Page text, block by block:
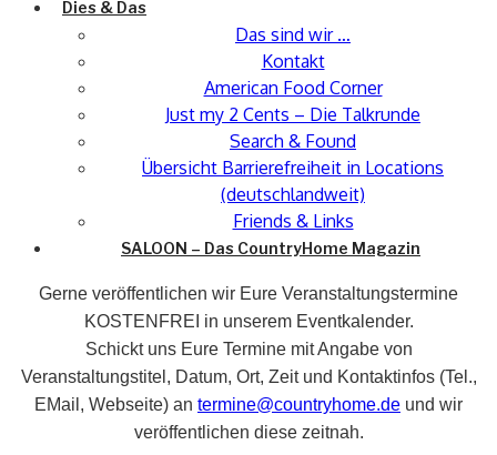
Dies & Das
Das sind wir …
Kontakt
American Food Corner
Just my 2 Cents – Die Talkrunde
Search & Found
Übersicht Barrierefreiheit in Locations
(deutschlandweit)
Friends & Links
SALOON – Das CountryHome Magazin
Gerne veröffentlichen wir Eure Veranstaltungstermine
KOSTENFREI in unserem Eventkalender.
Schickt uns Eure Termine mit Angabe von
Veranstaltungstitel, Datum, Ort, Zeit und Kontaktinfos (Tel.,
EMail, Webseite) an termine@countryhome.de und wir
veröffentlichen diese zeitnah.